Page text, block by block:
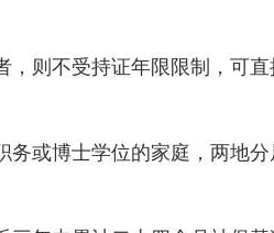
则不受持证年限限制，可直
或博士学位的家庭，两地分